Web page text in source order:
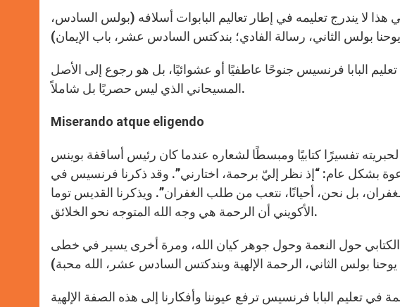
لا يندرج تعليمه في إطار تعاليم البابوات أسلافه (بولس السادس،
البابا فرنسيس جنوحًا عاطفيًا أو عشوائيًا، بل هو رجوع إلى الأصل
المسيحاني الذي ليس حصريًا بل شاملاً.
Miserando atque eligendo
لحبريته تفسيرًا كتابيًا ومبسطًا لشعاره عندما كان رئيس أساقفة بوينس
بشكل عام: “إذ نظر إليّ برحمة، اختارني”. وقد ذكرنا فرنسيس في
بل نحن، أحيانًا، نتعب من طلب الغفران”. ويذكرنا القديس توما
الأكويني أن الرحمة هي وجه الله المتوجه نحو الخلائق.
الكتابي حول النعمة وحول جوهر كيان الله، ومرة أخرى يسير في خطى
في تعليم البابا فرنسيس ترفع عيوننا وأفكارنا إلى هذه الصفة الإلهية